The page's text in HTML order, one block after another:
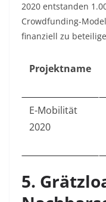
2020 entstanden
Crowdfunding-
finanziell zu
Projektname
E-Mobilität
2020
5.